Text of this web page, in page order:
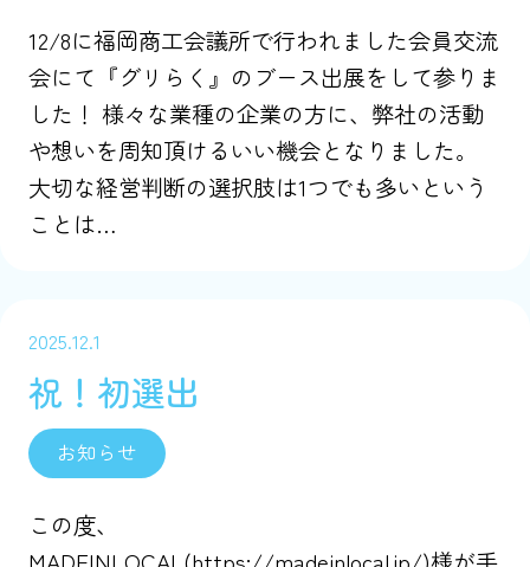
12/8に福岡商工会議所で行われました会員交流
会にて『グリらく』のブース出展をして参りま
した！ 様々な業種の企業の方に、弊社の活動
や想いを周知頂けるいい機会となりました。
大切な経営判断の選択肢は1つでも多いという
ことは…
2025.12.1
祝！初選出
お知らせ
この度、